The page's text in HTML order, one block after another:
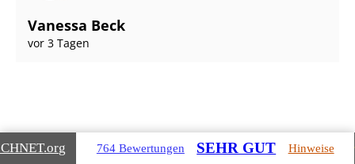
Vanessa Beck
vor 3 Tagen
.org 764 Bewertungen SEHR GUT Hinweise